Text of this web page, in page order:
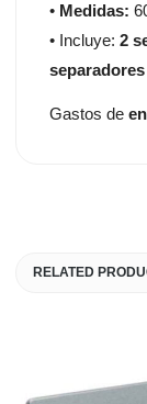
• Medidas:
• Incluye:2
Gastos de
RELATED